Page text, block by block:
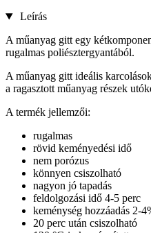
Leírás
A műanyag gitt egy
rugalmas poliésztergyantából.
A műanyag gitt ideális
a ragasztott műanyag részek
A termék jellemzői:
rugalmas
rövid keményedési idő
nem porózus
könnyen csiszolható
nagyon jó tapadás
feldolgozási idő 4-5 perc
keménység hozzáadás 2-
20 perc után csiszolható